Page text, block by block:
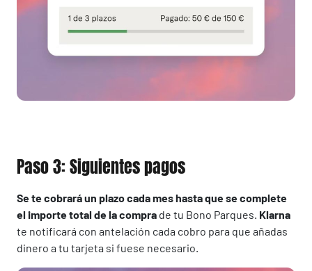
Paso 3: Siguientes pagos
Se te cobrará un plazo cada meshasta que se complete
el importe total de la compra de tu Bono Parques. Klarna
te notificará con antelación cada cobro para que añadas
dinero a tu tarjeta si fuese necesario.